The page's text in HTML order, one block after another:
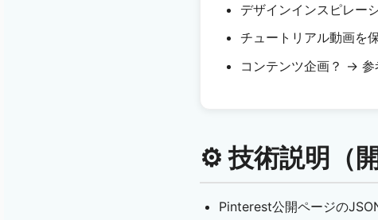
デザインインスピレー
チュートリアル動画を
コンテンツ企画？ → 参
⚙️ 技術説明（
Pinterest公開ページの